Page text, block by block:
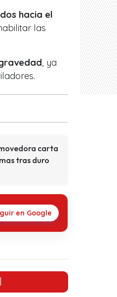
hacia el
las
, ya
carta
tras duro
en Google